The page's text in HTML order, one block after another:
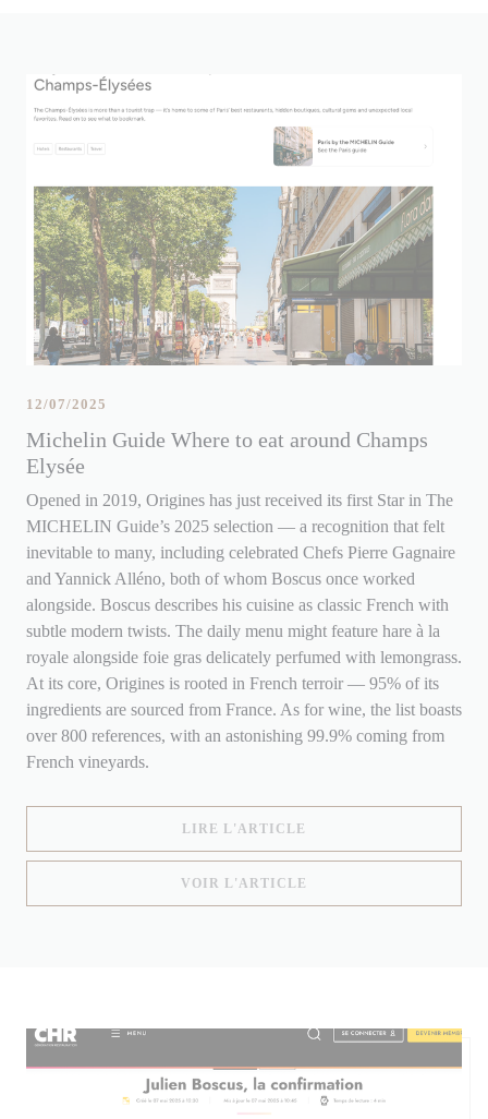
Michelin Guide Where to eat around Champs
Elysée
12/07/2025
Opened in 2019, Origines has just received its first Star in The
MICHELIN Guide’s 2025 selection — a recognition that felt
inevitable to many, including celebrated Chefs Pierre Gagnaire
and Yannick Alléno, both of whom Boscus once worked
alongside. Boscus describes his cuisine as classic French with
subtle modern twists. The daily menu might feature hare à la
royale alongside foie gras delicately perfumed with lemongrass.
At its core, Origines is rooted in French terroir — 95% of its
ingredients are sourced from France. As for wine, the list boasts
over 800 references, with an astonishing 99.9% coming from
French vineyards.
LIRE L'ARTICLE
VOIR L'ARTICLE